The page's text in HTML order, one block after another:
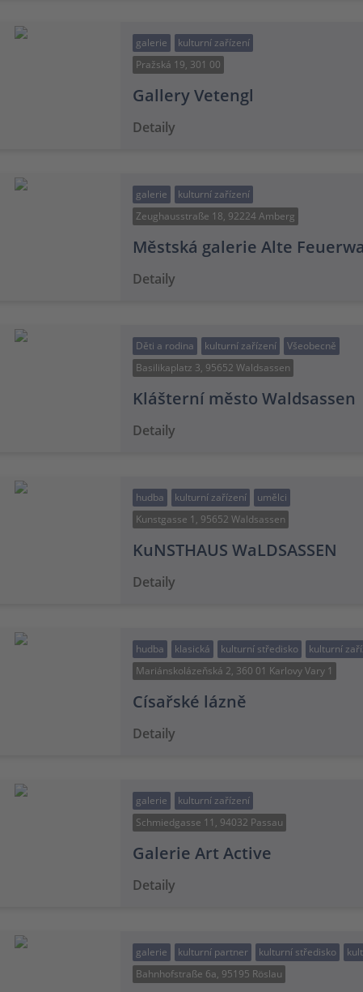
galerie
kulturní zařízení
Pražská 19, 301 00
Gallery Vetengl
Detaily
galerie
kulturní zařízení
Zeughausstraße 18, 92224 Amberg
Městská galerie Alte
Detaily
Děti a rodina kulturní zařízení
Všeobecně
Basilikaplatz 3, 95652 Waldsassen
Klášterní město Waldsassen
Detaily
hudba kulturní zařízení
umělci
Kunstgasse 1, 95652 Waldsassen
KuNSTHAUS WaLDSASSEN
Detaily
hudba klasická kulturní středisko
kulturní
Mariánskolázeňská 2, 360 01 Karlovy Vary 1
Císařské lázně
Detaily
galerie
kulturní zařízení
Schmiedgasse 11, 94032 Passau
Galerie Art Active
Detaily
galerie kulturní partner kulturní středisko
Bahnhofstraße 6a, 95195 Röslau